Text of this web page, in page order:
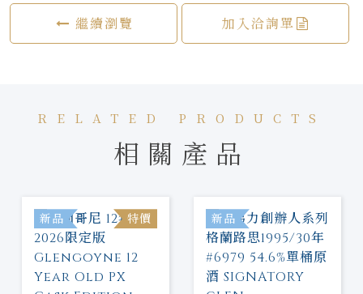
繼續瀏覽 加入洽詢單
RELATED PRODUCTS
相關產品
新品 特價 新品